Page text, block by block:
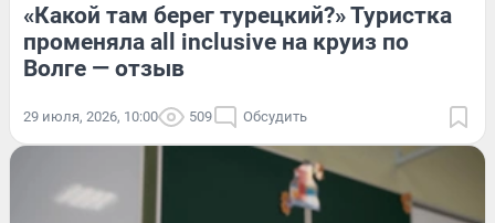
«Какой там берег турецкий?» Туристка
променяла all inclusive на круиз по
Волге — отзыв
29 июля, 2026, 10:00 509 Обсудить